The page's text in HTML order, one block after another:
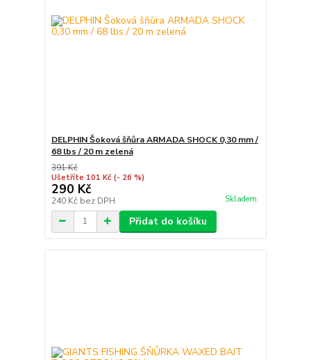
DELPHIN Šoková šňůra ARMADA SHOCK 0,30 mm /
68 lbs / 20 m zelená
391 Kč
Ušetříte 101 Kč (- 26 %)
290 Kč
240 Kč bez DPH Skladem
Přidat do košíku